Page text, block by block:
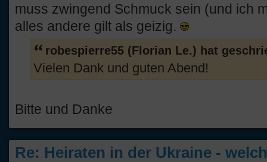
muss zwingend Schmuck sein (und ich
alles andere gilt als geizig.
robespierre55 (Florian Le.) hat
Vielen Dank und guten Abend!
Bitte und Danke
Re: Heiraten in der Ukraine -